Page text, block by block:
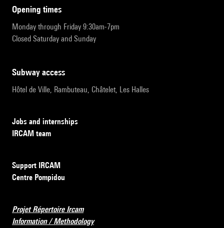
opening times
Monday through Friday 9:30am-7pm
Closed Saturday and Sunday
subway access
Hôtel de Ville, Rambuteau, Châtelet, Les Halles
Jobs and internships
IRCAM team
Support IRCAM
Centre Pompidou
Projet Répertoire Ircam
Information / Methodology